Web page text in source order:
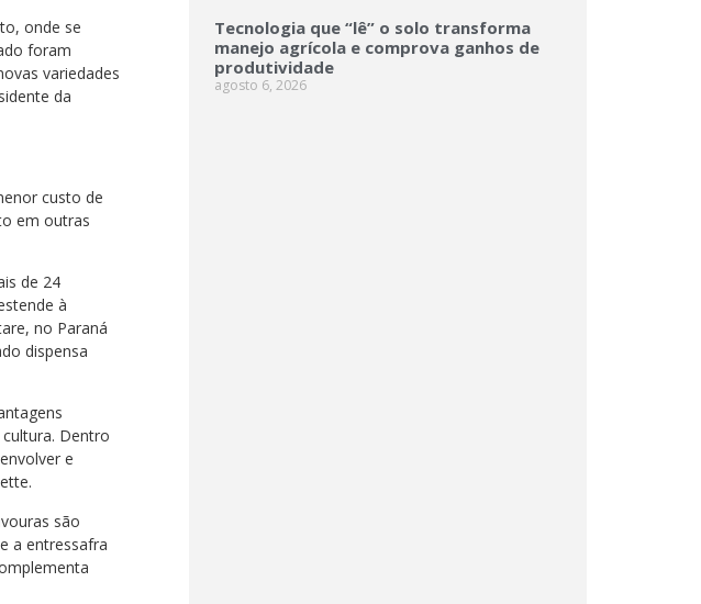
onde se
foram
variedades
da
custo de
em outras
de 24
à
no Paraná
dispensa
Dentro
e
são
a entressafra
Tecnologia que “lê” o solo transforma
manejo agrícola e comprova ganhos de
produtividade
agosto 6, 2026